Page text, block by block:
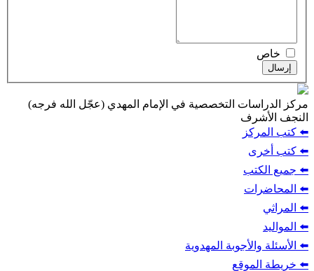
خاص
إرسال
مركز الدراسات التخصصية في الإمام المهدي (عجّل الله فرجه)
النجف الأشرف
⬅️ كتب المركز
⬅️ كتب أخرى
⬅️ جميع الكتب
⬅️ المحاضرات
⬅️ المراثي
⬅️ المواليد
⬅️ الأسئلة والأجوبة المهدوية
⬅️ خريطة الموقع